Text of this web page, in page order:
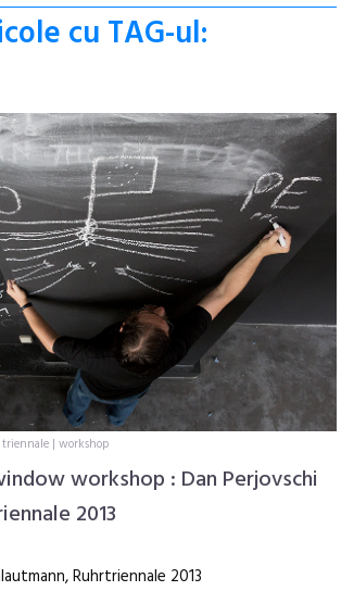
cu TAG-ul:
|workshop
workshop : Dan Perjovschi
2013
Ruhrtriennale 2013